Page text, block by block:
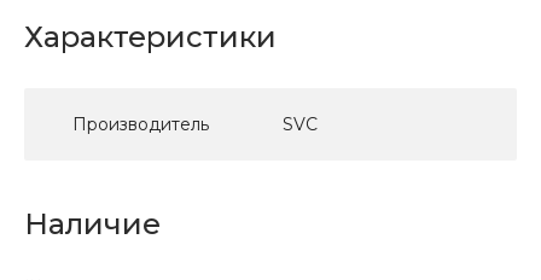
Характеристики
Производитель SVC
Наличие